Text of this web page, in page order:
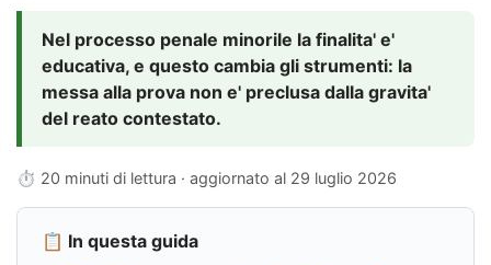
Nel processo penale minorile la finalita' e'
educativa, e questo cambia gli strumenti: la
messa alla prova non e' preclusa dalla gravita'
del reato contestato.
⏱ 20 minuti di lettura · aggiornato al 29 luglio 2026
📋 In questa guida